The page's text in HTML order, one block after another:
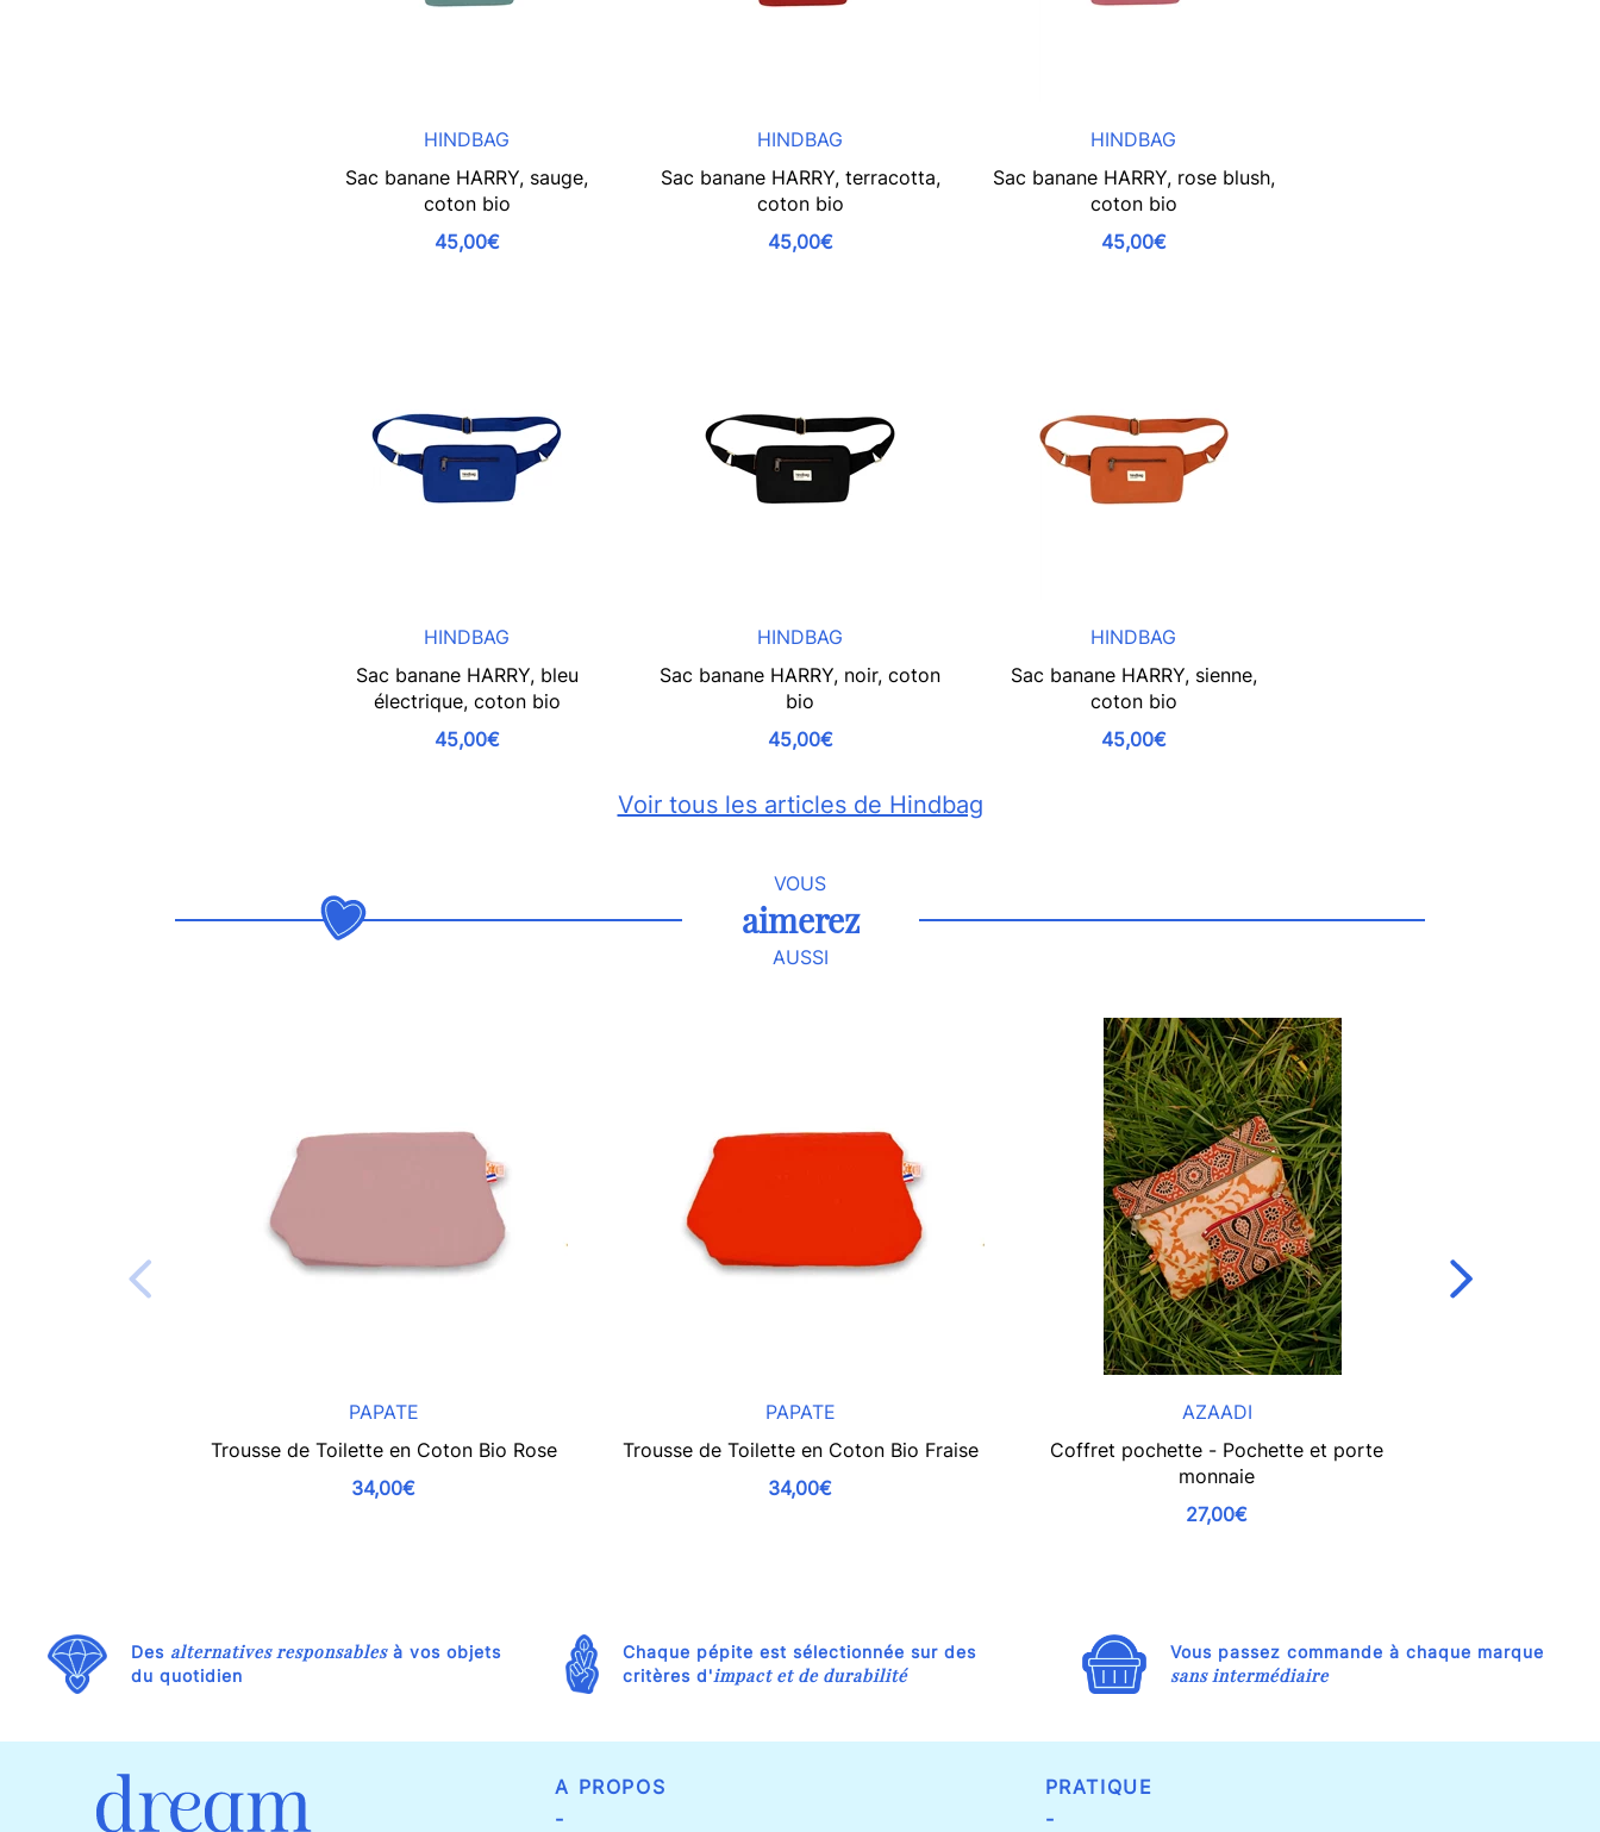
HINDBAG
Sac banane HARRY, sauge,
coton bio
45,00€
HINDBAG
Sac banane HARRY, terracotta,
coton bio
45,00€
HINDBAG
Sac banane HARRY, rose blush,
coton bio
45,00€
HINDBAG
Sac banane HARRY, bleu
électrique, coton bio
45,00€
HINDBAG
Sac banane HARRY, noir, coton
bio
45,00€
HINDBAG
Sac banane HARRY, sienne,
coton bio
45,00€
Voir tous les articles de Hindbag
VOUS
aimerez
AUSSI
PAPATE
Trousse de Toilette en Coton Bio Rose
34,00€
PAPATE
Trousse de Toilette en Coton Bio Fraise
34,00€
AZAADI
Coffret pochette - Pochette et porte
monnaie
27,00€
Des alternatives responsablesà vos objets
du quotidien
Chaque pépite est sélectionnée sur des
critères d'impact et de durabilité
Vous passez commande à chaque marque
sans intermédiaire
A PROPOS
-
PRATIQUE
-